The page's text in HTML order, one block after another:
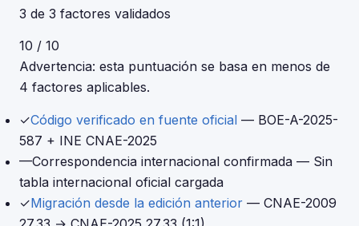
3 de 3 factores validados
10 / 10
Advertencia: esta puntuación se basa en menos de
4 factores aplicables.
✓Código verificado en fuente oficial — BOE-A-2025-
587 + INE CNAE-2025
—Correspondencia internacional confirmada — Sin
tabla internacional oficial cargada
✓Migración desde la edición anterior — CNAE-2009